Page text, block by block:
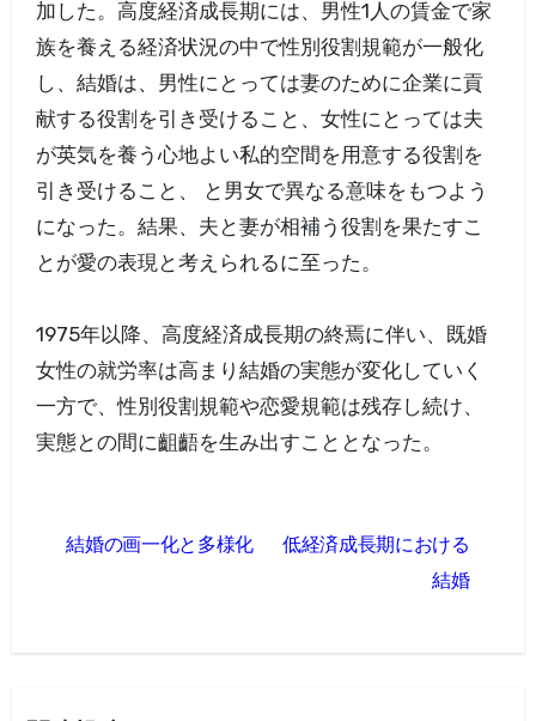
加した。高度経済成長期には、男性1人の賃金で家
族を養える経済状況の中で性別役割規範が一般化
し、結婚は、男性にとっては妻のために企業に貢
献する役割を引き受けること、女性にとっては夫
が英気を養う心地よい私的空間を用意する役割を
引き受けること、 と男女で異なる意味をもつよう
になった。結果、夫と妻が相補う役割を果たすこ
とが愛の表現と考えられるに至った。
1975年以降、高度経済成長期の終焉に伴い、既婚
女性の就労率は高まり結婚の実態が変化していく
一方で、性別役割規範や恋愛規範は残存し続け、
実態との間に齟齬を生み出すこととなった。
結婚の画一化と多様化
低経済成長期における
結婚